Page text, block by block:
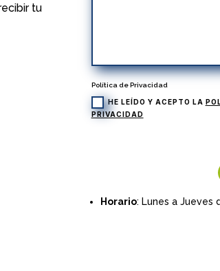
tu
Política de Privacidad
HE LEÍDO Y ACEPTO LA
PRIVACIDAD
Horario: Lunes a Jueves